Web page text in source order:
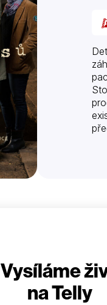
Vysíláme
na Telly